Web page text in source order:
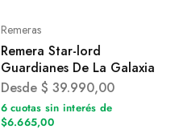
Remeras
Remera Star-lord
Guardianes De La Galaxia
Desde $ 39.990,00
6 cuotas sin interés de
$6.665,00